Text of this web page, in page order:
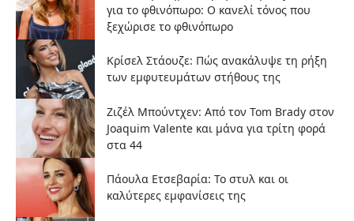
για το φθινόπωρο: Ο κανελί τόνος που
ξεχώρισε το φθινόπωρο
Κρίσελ Στάουζε: Πώς ανακάλυψε τη ρήξη
των εμφυτευμάτων στήθους της
Ζιζέλ Μπούντχεν: Από τον Tom Brady στον
Joaquim Valente και μάνα για τρίτη φορά
στα 44
Πάουλα Ετσεβαρία: Το στυλ και οι
καλύτερες εμφανίσεις της